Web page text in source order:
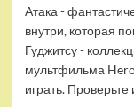
Атака -
внутри, которая
Гуджитсу -
мультфильма
играть. Проверьте